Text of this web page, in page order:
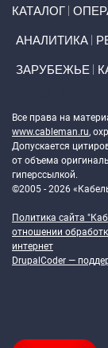
КАТАЛОГ
АНАЛИТИКА
ЗАРУБЕЖЬЕ
Все права на
www.cableman.ru,
Допускается
от объема
гиперссылкой.
©2005 - 2026
Политика сайта
отношении
интернет
DrupalCoder —